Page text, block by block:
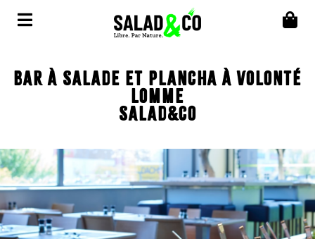
BAR À SALADE ET PLANCHA À VOLONTÉ
LOMME
SALAD&CO